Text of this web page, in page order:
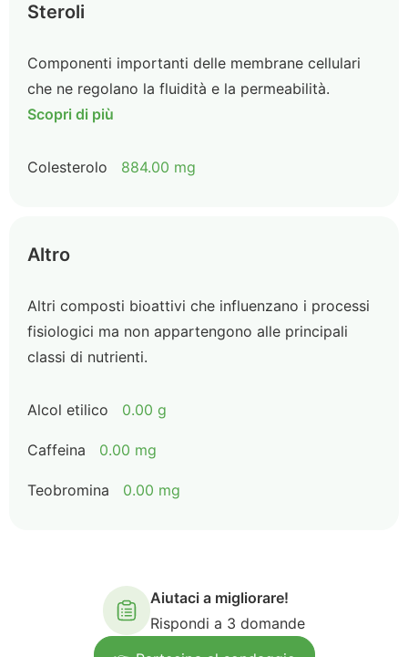
Steroli
Componenti importanti delle membrane cellulari
che ne regolano la fluidità e la permeabilità.
Scopri di più
Colesterolo 884.00 mg
Altro
Altri composti bioattivi che influenzano i processi
fisiologici ma non appartengono alle principali
classi di nutrienti.
Alcol etilico 0.00 g
Caffeina 0.00 mg
Teobromina 0.00 mg
Aiutaci a migliorare!
Rispondi a 3 domande